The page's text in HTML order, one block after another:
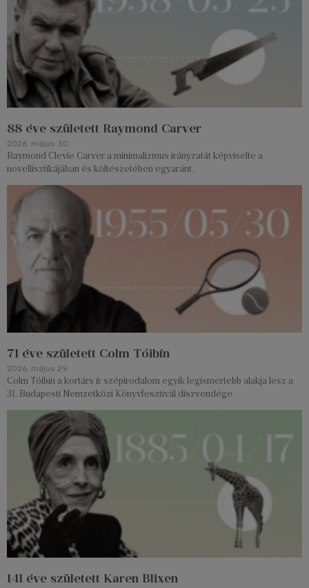
88 éve született Raymond Carver
2026. május 30.
Raymond Clevie Carver a minimalizmus irányzatát képviselte a
novellisztikájában és költészetében egyaránt.
71 éve született Colm Tóibín
2026. május 29.
Colm Tóibín a kortárs ír szépirodalom egyik legismertebb alakja lesz a
31. Budapesti Nemzetközi Könyvfesztivál díszvendége
141 éve született Karen Blixen